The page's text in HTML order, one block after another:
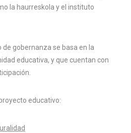
la haurreskola y el instituto
de gobernanza se basa en la
educativa, y que cuentan con
educativo: